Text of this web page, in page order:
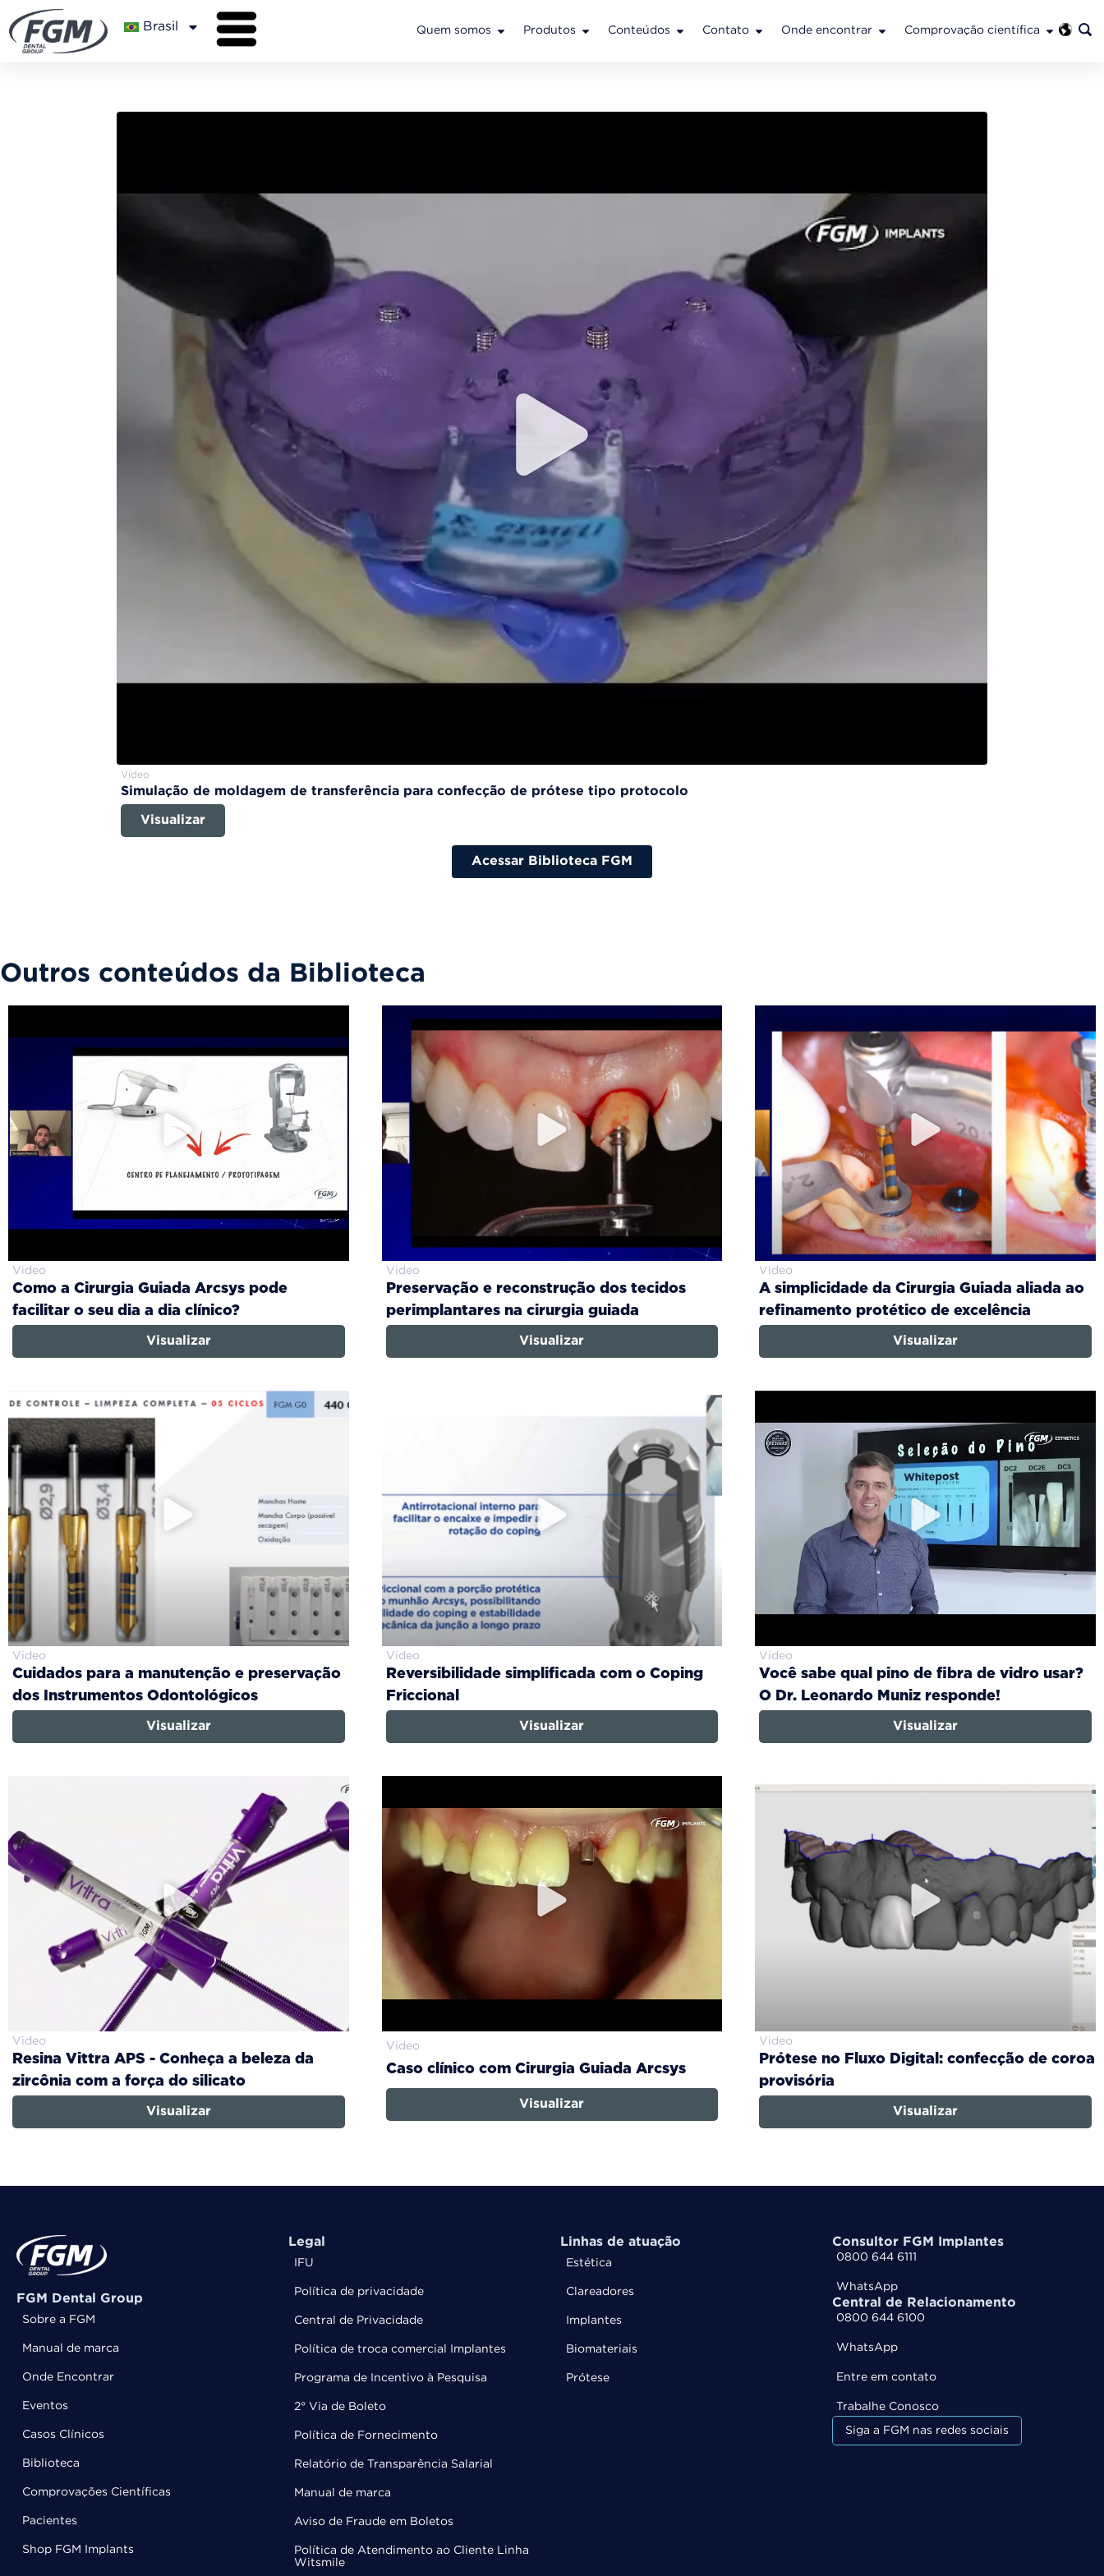
Brasil Quem somos Produtos Conteúdos Contato Onde encontrar Comprovação científica
Video
Simulação de moldagem de transferência para confecção de prótese tipo protocolo
Visualizar
Acessar Biblioteca FGM
Outros conteúdos da Biblioteca
Video
Como a Cirurgia Guiada Arcsys pode
facilitar o seu dia a dia clínico?
Visualizar
Video
Preservação e reconstrução dos tecidos
perimplantares na cirurgia guiada
Visualizar
Video
A simplicidade da Cirurgia Guiada aliada ao
refinamento protético de excelência
Visualizar
Video
Cuidados para a manutenção e preservação
dos Instrumentos Odontológicos
Visualizar
Video
Reversibilidade simplificada com o Coping
Friccional
Visualizar
Video
Você sabe qual pino de fibra de vidro usar?
O Dr. Leonardo Muniz responde!
Visualizar
Video
Resina Vittra APS - Conheça a beleza da
zircônia com a força do silicato
Visualizar
Video
Caso clínico com Cirurgia Guiada Arcsys
Visualizar
Video
Prótese no Fluxo Digital: confecção de coroa
provisória
Visualizar
FGM Dental Group
Sobre a FGM
Manual de marca
Onde Encontrar
Eventos
Casos Clínicos
Biblioteca
Comprovações Científicas
Pacientes
Shop FGM Implants
Legal
IFU
Política de privacidade
Central de Privacidade
Política de troca comercial Implantes
Programa de Incentivo à Pesquisa
2° Via de Boleto
Política de Fornecimento
Relatório de Transparência Salarial
Manual de marca
Aviso de Fraude em Boletos
Política de Atendimento ao Cliente Linha
Witsmile
Linhas de atuação
Estética
Clareadores
Implantes
Biomateriais
Prótese
Consultor FGM Implantes
0800 644 6111
WhatsApp
Central de Relacionamento
0800 644 6100
WhatsApp
Entre em contato
Trabalhe Conosco
Siga a FGM nas redes sociais